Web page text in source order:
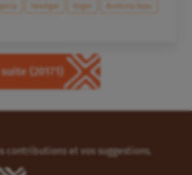
Sénégal Niger
Burkina Faso
(20171)
contributions et vos suggestions.